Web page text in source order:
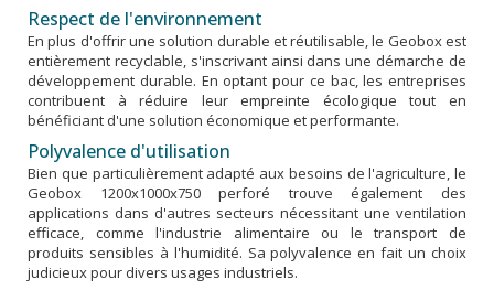
Respect de l'environnement
En plus d'offrir une solution durable et réutilisable, le Geobox est
entièrement recyclable, s'inscrivant ainsi dans une démarche de
développement durable. En optant pour ce bac, les entreprises
contribuent à réduire leur empreinte écologique tout en
bénéficiant d'une solution économique et performante.
Polyvalence d'utilisation
Bien que particulièrement adapté aux besoins de l'agriculture, le
Geobox 1200x1000x750 perforé trouve également des
applications dans d'autres secteurs nécessitant une ventilation
efficace, comme l'industrie alimentaire ou le transport de
produits sensibles à l'humidité. Sa polyvalence en fait un choix
judicieux pour divers usages industriels.